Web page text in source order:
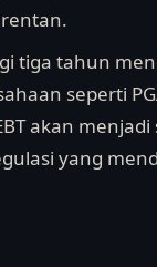
tiga tahun
seperti
akan
yang